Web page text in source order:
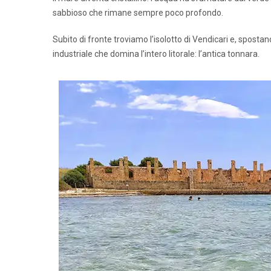
sabbioso che rimane sempre poco profondo.
Subito di fronte troviamo l’isolotto di Vendicari e,
industriale che domina l’intero litorale: l’antica tonnara.